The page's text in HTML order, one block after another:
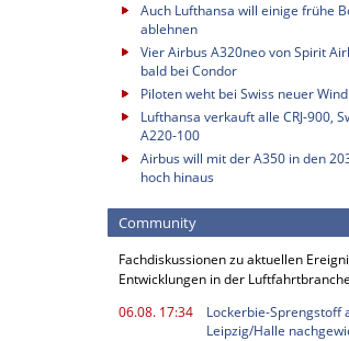
Auch Lufthansa will einige frühe
ablehnen
Vier Airbus A320neo von Spirit
bald bei Condor
Piloten weht bei Swiss neuer
Lufthansa verkauft alle CRJ-900,
A220-100
Airbus will mit der A350 in den
hoch hinaus
Community
Fachdiskussionen zu aktuellen
Entwicklungen in der Luftfahrtbranche
06.08. 17:34
Lockerbie-Sprengstoff
Leipzig/Halle